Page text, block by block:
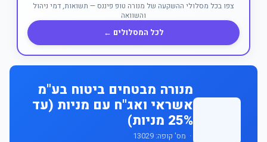
צפו בכל מסלולי ההשקעה של מנורה טופ פיננס — תשואות, דמי ניהול
והשוואה
לכל המסלולים ←
מנורה מבטחים ביטוח בע"מ
אשראי ואג"ח עם מניות (עד
25% מניות)
· מס' קופה: 13029